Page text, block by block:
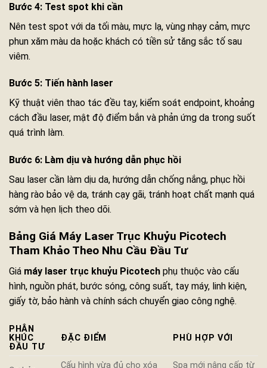
Bước 4: Test spot khi cần
Nên test spot với da tối màu, mực lạ, vùng nhạy cảm, mực
phun xăm màu da hoặc khách có tiền sử tăng sắc tố sau
viêm.
Bước 5: Tiến hành laser
Kỹ thuật viên thao tác đều tay, kiểm soát endpoint, khoảng
cách đầu laser, mật độ điểm bắn và phản ứng da trong suốt
quá trình làm.
Bước 6: Làm dịu và hướng dẫn phục hồi
Sau laser cần làm dịu da, hướng dẫn chống nắng, phục hồi
hàng rào bảo vệ da, tránh cạy gãi, tránh hoạt chất mạnh quá
sớm và hẹn lịch theo dõi.
Bảng Giá Máy Laser Trục Khuỷu Picotech
Tham Khảo Theo Nhu Cầu Đầu Tư
Giá máy laser trục khuỷu Picotech phụ thuộc vào cấu
hình, nguồn phát, bước sóng, công suất, tay máy, linh kiện,
giấy tờ, bảo hành và chính sách chuyển giao công nghệ.
PHÂN
KHÚC
ĐẦU TƯ
ĐẶC ĐIỂM PHÙ HỢP VỚI
Cấu hình vừa đủ cho xóa
Spa mới nâng cấp từ